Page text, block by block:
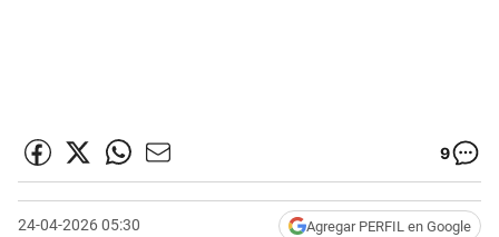
9
24-04-2026 05:30 Agregar PERFIL en Google